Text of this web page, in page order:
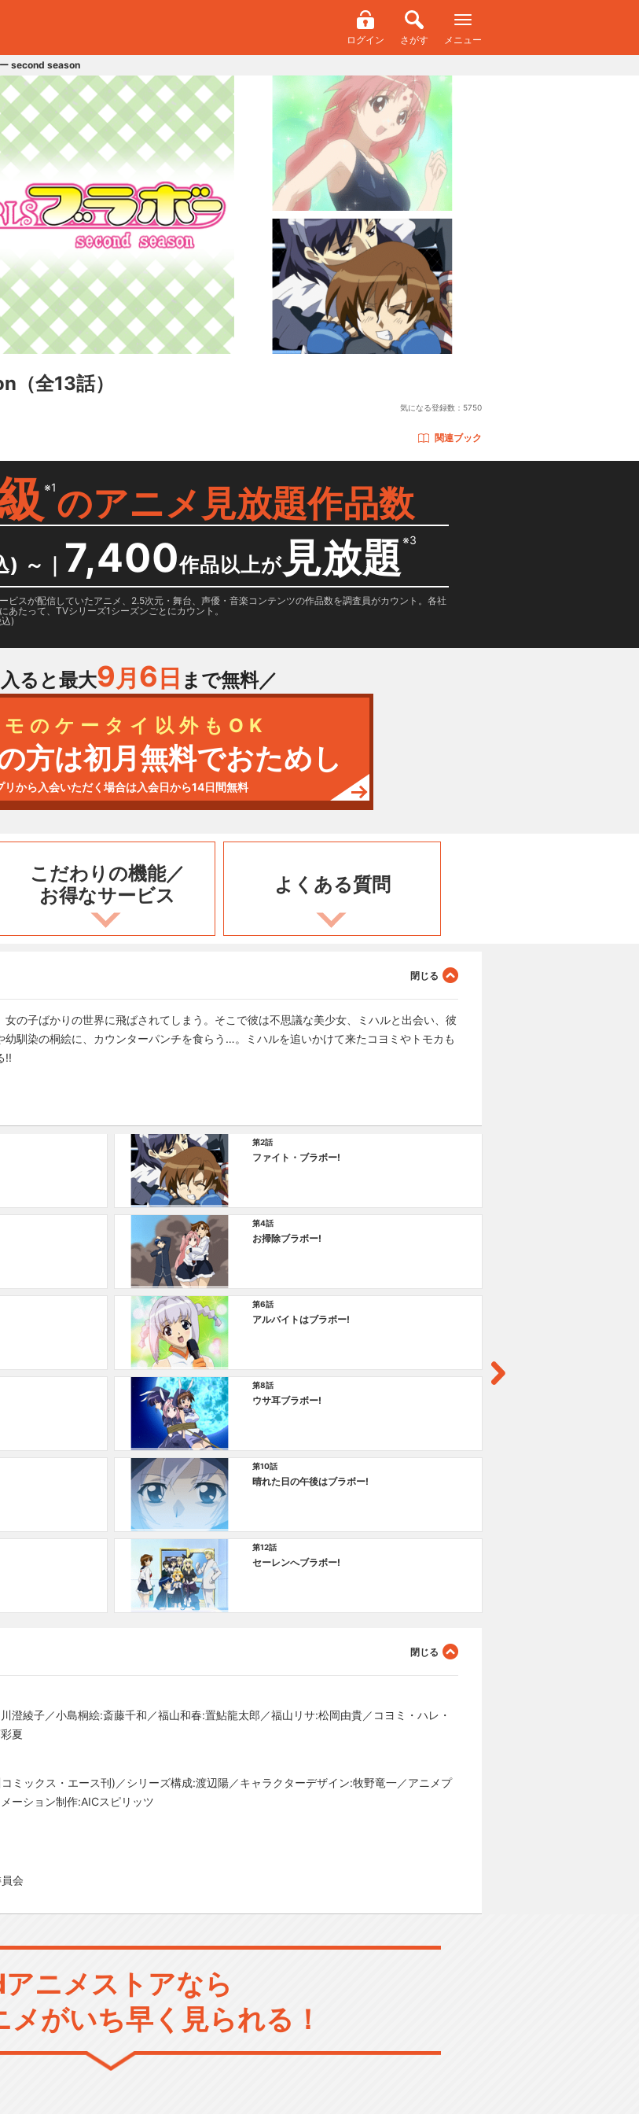
ログイン さがす メニュー
second season
（全13話）
気になる登録数： 5750
関連ブック
※1のアニメ見放題作品数
) ～ ｜ 7,400作品以上が 見放題※3
ビスが配信していたアニメ、2.5次元・舞台、声優・音楽コンテンツの作品数を調査員がカウント。各社
たって、TVシリーズ1シーズンごとにカウント。
)
ると最大9月 6 日 まで無料／
モのケータイ以外もOK
方は初月無料でおためし
から入会いただく場合は入会日から14日間無料
こだわりの機能／
お得なサービス
よくある質問
の子ばかりの世界に飛ばされてしまう。そこで彼は不思議な美少女、ミハルと出会い、彼
馴染の桐絵に、カウンターパンチを食らう…。ミハルを追いかけて来たコヨミやトモカも
!!
第2話
ファイト・ブラボー!
第4話
お掃除ブラボー!
第6話
アルバイトはブラボー!
第8話
ウサ耳ブラボー!
第10話
晴れた日の午後はブラボー!
第12話
セーレンへブラボー!
澄綾子／小島桐絵:斎藤千和／福山和春:置鮎龍太郎／福山リサ:松岡由貴／コヨミ・ハレ・
夏
ミックス・エース刊)／シリーズ構成:渡辺陽／キャラクターデザイン:牧野竜一／アニメプ
ーション制作:AICスピリッツ
会
ニメストアなら
メがいち早く見られる！